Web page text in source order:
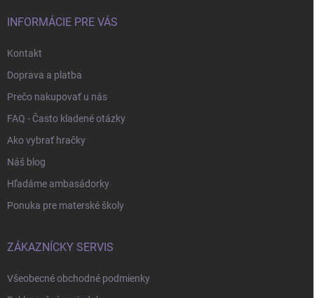
INFORMÁCIE PRE VÁS
Kontakt
Doprava a platba
Prečo nakupovať u nás
FAQ - Často kladené otázky
Ako vybrať hračky
Náš blog
Hľadáme ambasádorky
Ponuka pre materské školy
ZÁKAZNÍCKY SERVIS
Všeobecné obchodné podmienky